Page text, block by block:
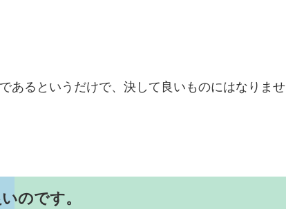
あるというだけで、決して良いものにはなりませ
のです。